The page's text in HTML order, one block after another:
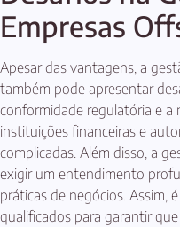
Empresas
Apesar das vantagens, a
também pode apresentar
conformidade regulatória e a
instituições financeiras e
complicadas. Além disso, a
exigir um entendimento
práticas de negócios. Assim,
qualificados para garantir